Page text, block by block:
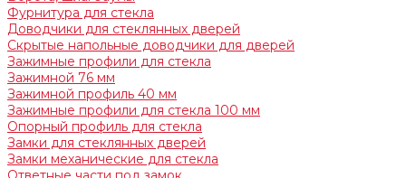
Фурнитура для стекла
Доводчики для стеклянных дверей
Скрытые напольные доводчики для дверей
Зажимные профили для стекла
Зажимной 76 мм
Зажимной профиль 40 мм
Зажимные профили для стекла 100 мм
Опорный профиль для стекла
Замки для стеклянных дверей
Замки механические для стекла